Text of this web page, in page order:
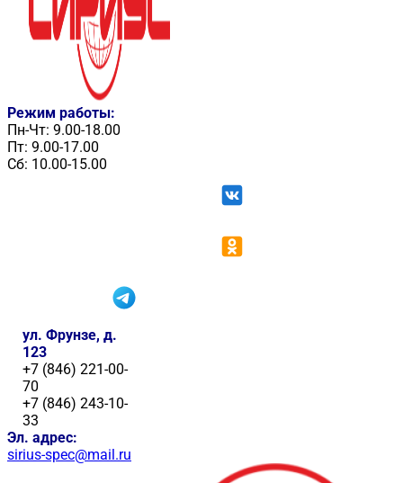
Режим работы:
Пн-Чт: 9.00-18.00
Пт: 9.00-17.00
Сб: 10.00-15.00
ул. Фрунзе, д.
123
+7 (846) 221-00-
70
+7 (846) 243-10-
33
Эл. адрес:
sirius-spec@mail.ru